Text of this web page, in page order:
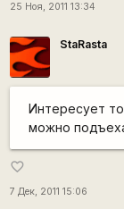
25 Ноя, 2011 13:34
StaRasta
Интересует
можно
favorite_border
7 Дек, 2011 15:06